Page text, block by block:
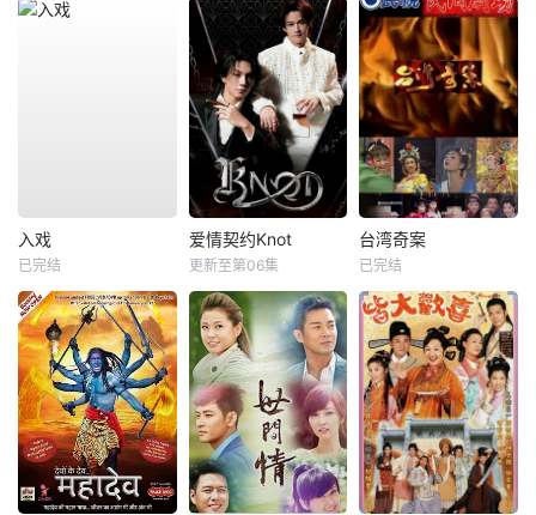
入戏
已完结
爱情契约Knot
更新至第06集
台湾奇案
已完结